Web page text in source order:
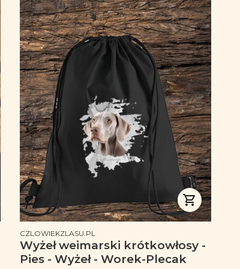
PRODUCENT
CZLOWIEKZLASU.PL
Wyżeł weimarski krótkowłosy -
Pies - Wyżeł - Worek-Plecak